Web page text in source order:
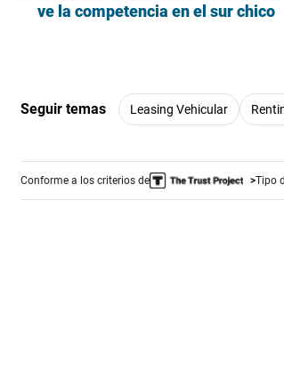
ve la competencia en el sur chico
Seguir temas Leasing Vehicular
Conforme a los criterios de Tipo